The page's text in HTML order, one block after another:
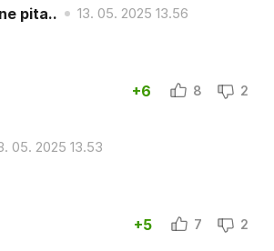
pita.. 13. 05. 2025 13.56
+6 8 2
05. 2025 13.53
+5 7 2